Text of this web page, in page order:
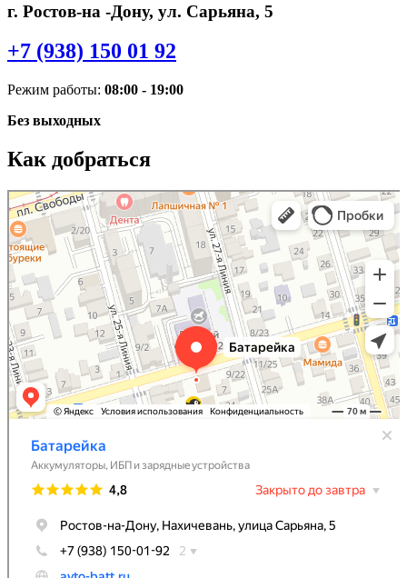
г. Ростов-на -Дону, ул. Сарьяна, 5
+7 (938) 150 01 92
Режим работы: 08:00 - 19:00
Без выходных
Как добраться
Батарейка
Аккумуляторы и зарядные устройства в Ростове‑на‑Дону